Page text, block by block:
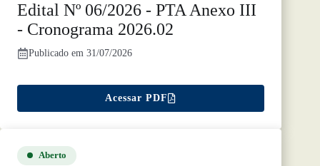
Edital Nº 06/2026 - PTA Anexo III
- Cronograma 2026.02
Publicado em 31/07/2026
Acessar PDF
Aberto